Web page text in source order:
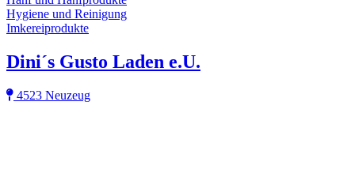
Hygiene und Reinigung
Imkereiprodukte
Dini´s Gusto Laden e.U.
4523 Neuzeug